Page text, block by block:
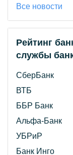
Все новости
Рейтинг
службы
СберБанк
ВТБ
ББР Банк
Альфа-Банк
УБРиР
Банк Инго